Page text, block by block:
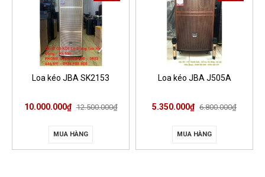
Loa kéo JBA SK2153
10.000.000₫ 12.500.000₫
MUA HÀNG
Loa kéo JBA J505A
5.350.000₫ 6.800.000₫
MUA HÀNG